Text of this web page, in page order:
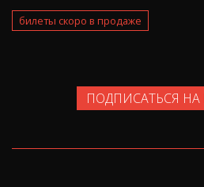
билеты скоро в продаже
ПОДПИСАТЬСЯ НА